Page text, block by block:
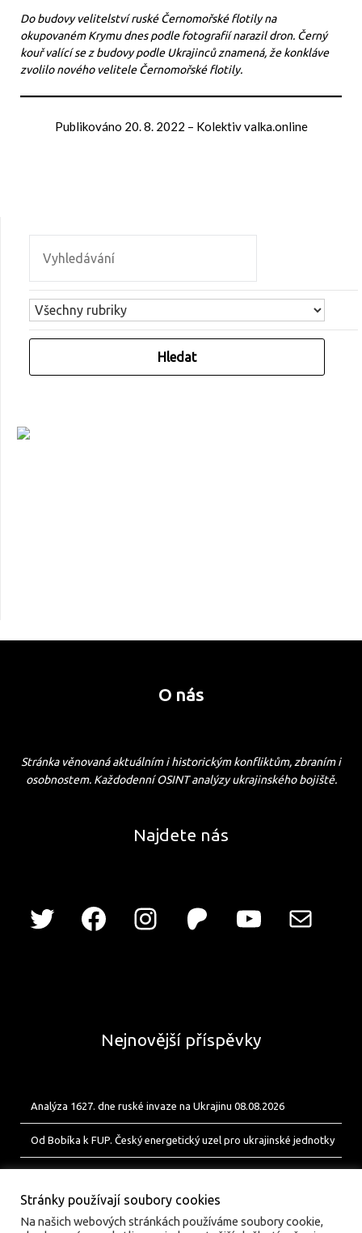
Do budovy velitelství ruské Černomořské flotily na
okupovaném Krymu dnes podle fotografií narazil dron. Černý
kouř valící se z budovy podle Ukrajinců znamená, že konkláve
zvolilo nového velitele Černomořské flotily.
Publikováno 20. 8. 2022 – Kolektiv valka.online
O nás
Stránka věnovaná aktuálním i historickým konfliktům, zbraním i
osobnostem. Každodenní OSINT analýzy ukrajinského bojiště.
Najdete nás
Nejnovější příspěvky
Analýza 1627. dne ruské invaze na Ukrajinu 08.08.2026
Od Bobíka k FUP. Český energetický uzel pro ukrajinské jednotky
Stránky používají soubory cookies
Na našich webových stránkách používáme soubory cookie,